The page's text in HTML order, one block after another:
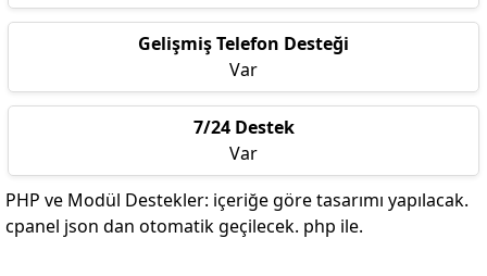
Gelişmiş Telefon Desteği
Var
7/24 Destek
Var
PHP ve Modül Destekler: içeriğe göre tasarımı yapılacak.
cpanel json dan otomatik geçilecek. php ile.